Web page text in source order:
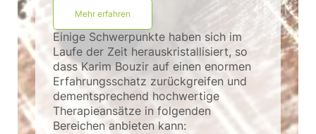
Mehr erfahren
Einige Schwerpunkte haben sich im
Laufe der Zeit herauskristallisiert, so
dass Karim Bouzir auf einen enormen
Erfahrungsschatz zurückgreifen und
dementsprechend hochwertige
Therapieansätze in folgenden
Bereichen anbieten kann: